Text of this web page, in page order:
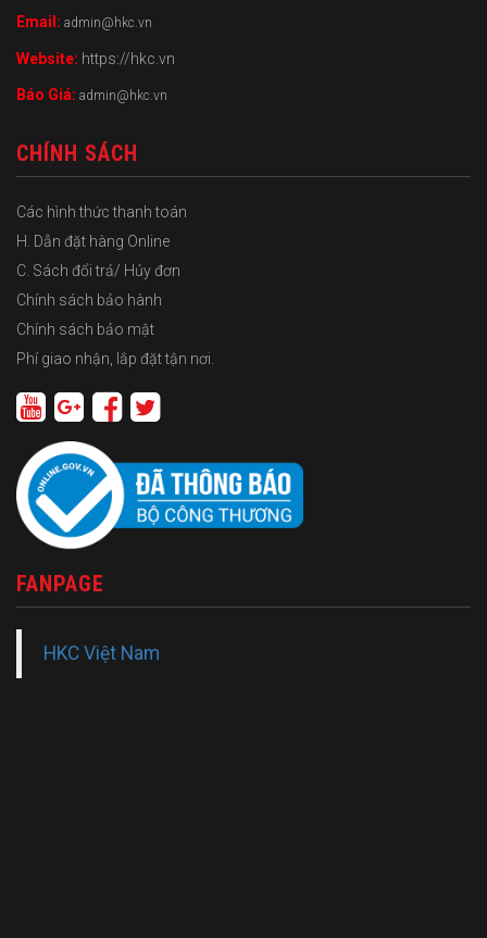
Email: admin@hkc.vn
Website: https://hkc.vn
Báo Giá: admin@hkc.vn
CHÍNH SÁCH
Các hình thức thanh toán
H. Dẫn đặt hàng Online
C. Sách đổi trả/ Hủy đơn
Chính sách bảo hành
Chính sách bảo mật
Phí giao nhận, lắp đặt tận nơi.
FANPAGE
HKC Việt Nam